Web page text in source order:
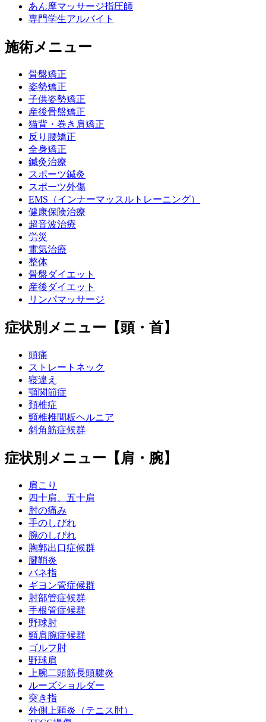
あん摩マッサージ指圧師
専門学生アルバイト
施術メニュー
骨盤矯正
姿勢矯正
子供姿勢矯正
産後骨盤矯正
猫背・巻き肩矯正
反り腰矯正
全身矯正
鍼灸治療
スポーツ鍼灸
スポーツ外傷
EMS（インナーマッスルトレーニング）
健康保険治療
超音波治療
労災
電気治療
整体
骨盤ダイエット
産後ダイエット
リンパマッサージ
症状別メニュー【頭・首】
頭痛
ストレートネック
寝違え
顎関節症
頚椎症
頸椎椎間板ヘルニア
斜角筋症候群
症状別メニュー【肩・腕】
肩こり
四十肩、五十肩
肘の痛み
手のしびれ
腕のしびれ
胸郭出口症候群
腱鞘炎
バネ指
ギヨン管症候群
肘部管症候群
手根管症候群
野球肘
頸肩腕症候群
ゴルフ肘
野球肩
上腕二頭筋長頭腱炎
ルーズショルダー
突き指
外側上顆炎（テニス肘）